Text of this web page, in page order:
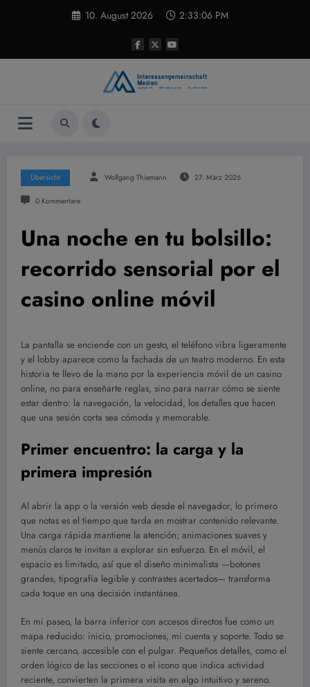
10. August 2026 2:33:06 PM
Übersicht Wolfgang Thiemann 27. März 2026
0 Kommentare
Una noche en tu bolsillo:
recorrido sensorial por el
casino online móvil
La pantalla se enciende con un gesto, el teléfono vibra ligeramente
y el lobby aparece como la fachada de un teatro moderno. En esta
historia te llevo de la mano por la experiencia móvil de un casino
online, no para enseñarte reglas, sino para narrar cómo se siente
estar dentro: la navegación, la velocidad, los detalles que hacen
que una sesión corta sea cómoda y memorable.
Primer encuentro: la carga y la
primera impresión
Al abrir la app o la versión web desde el navegador, lo primero
que notas es el tiempo que tarda en mostrar contenido relevante.
Una carga rápida mantiene la atención; animaciones suaves y
menús claros te invitan a explorar sin esfuerzo. En el móvil, el
espacio es limitado, así que el diseño minimalista —botones
grandes, tipografía legible y contrastes acertados— transforma
cada toque en una decisión instantánea.
En mi paseo, la barra inferior con accesos directos fue como un
mapa reducido: inicio, promociones, mi cuenta y soporte. Todo se
siente cercano, accesible con el pulgar. Pequeños detalles, como el
orden lógico de las secciones o el icono que indica actividad
reciente, convierten la primera visita en algo intuitivo y sereno.